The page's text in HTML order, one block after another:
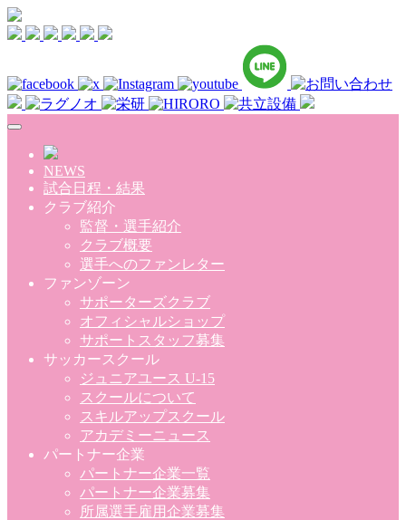
Skip to main content
NEWS
試合日程・結果
クラブ紹介
監督・選手紹介
クラブ概要
選手へのファンレター
ファンゾーン
サポーターズクラブ
オフィシャルショップ
サポートスタッフ募集
サッカースクール
ジュニアユース U-15
スクールについて
スキルアップスクール
アカデミーニュース
パートナー企業
パートナー企業一覧
パートナー企業募集
所属選手雇用企業募集